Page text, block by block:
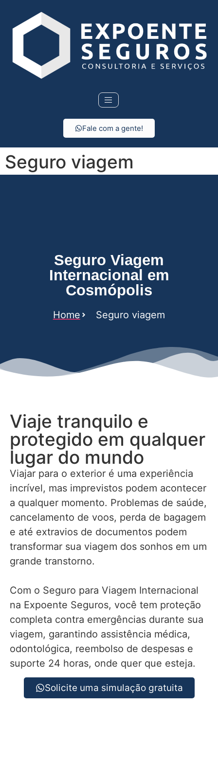
Fale com a gente!
Seguro viagem
Seguro Viagem
Internacional em
Cosmópolis
Home Seguro viagem
Viaje tranquilo e
protegido em qualquer
lugar do mundo
Viajar para o exterior é uma experiência
incrível, mas imprevistos podem acontecer
a qualquer momento. Problemas de saúde,
cancelamento de voos, perda de bagagem
e até extravios de documentos podem
transformar sua viagem dos sonhos em um
grande transtorno.
Com o Seguro para Viagem Internacional
na Expoente Seguros, você tem proteção
completa contra emergências durante sua
viagem, garantindo assistência médica,
odontológica, reembolso de despesas e
suporte 24 horas, onde quer que esteja.
Solicite uma simulação gratuita